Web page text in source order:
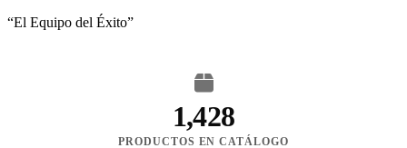
“El Equipo del Éxito”
1,428
PRODUCTOS EN CATÁLOGO